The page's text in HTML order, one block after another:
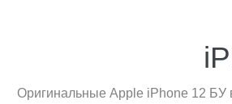
Оригинальные Apple iPhone 12 БУ